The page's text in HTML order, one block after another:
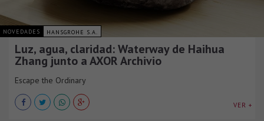
NOVEDADES HANSGROHE S.A.
Luz, agua, claridad: Waterway de Haihua
Zhang junto a AXOR Archivio
Escape the Ordinary
VER +